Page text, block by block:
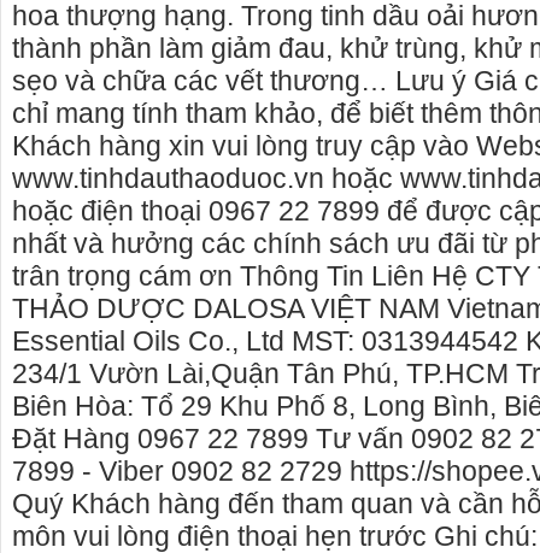
hoa thượng hạng. Trong tinh dầu oải
thành phần làm giảm đau, khử trùng, khử
sẹo và chữa các vết thương… Lưu ý Giá
chỉ mang tính tham khảo, để biết thêm
Khách hàng xin vui lòng truy cập vào
www.tinhdauthaoduoc.vn hoặc
hoặc điện thoại 0967 22 7899 để được
nhất và hưởng các chính sách ưu đãi từ
trân trọng cám ơn Thông Tin Liên Hệ
THẢO DƯỢC DALOSA VIỆT NAM
Essential Oils Co., Ltd MST: 0313944542
234/1 Vườn Lài,Quận Tân Phú, TP.HCM
Biên Hòa: Tổ 29 Khu Phố 8, Long Bình,
Đặt Hàng 0967 22 7899 Tư vấn 0902 82
7899 - Viber 0902 82 2729 https://
Quý Khách hàng đến tham quan và cần
môn vui lòng điện thoại hẹn trước Ghi
cho thue xe
phú yên
0387560028 cho
thuê xe máy ở
Cho thuê nhà nguyên căn Phú Yên, chuyên cho
thuê nhà nguyên căn tại Phú Yên
Chúng tôi hiên đang cho thuê nhà nguyên căn
tại Tuy Hòa - Phú Yên.